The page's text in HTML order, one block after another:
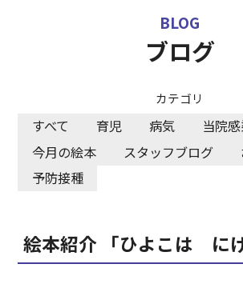
BLOG
ブログ
カテゴリ
すべて 育児 病気
当院
今月の絵本
スタッフブログ
予防接種
絵本紹介 「ひよこは にげ
各事業所お問合せ